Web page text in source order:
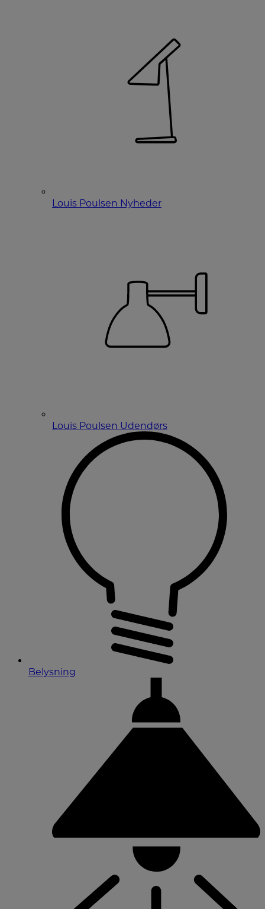
Louis Poulsen Nyheder
Louis Poulsen Udendørs
Belysning